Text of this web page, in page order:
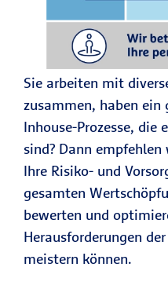
Sie arbeiten mit
zusammen, haben ein
Inhouse-Prozesse,
sind? Dann empfehlen
Ihre Risiko- und
gesamten
bewerten und
Herausforderungen
meistern können.